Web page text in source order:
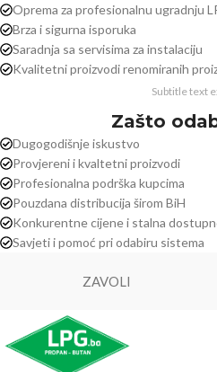
Oprema za profesionalnu ugradnju
Brza i sigurna isporuka
Saradnja sa servisima za instalaciju
Kvalitetni proizvodi renomiranih
Subtitle text
Zašto
Dugogodišnje iskustvo
Provjereni i kvaltetni proizvodi
Profesionalna podrška kupcima
Pouzdana distribucija širom BiH
Konkurentne cijene i stalna
Savjeti i pomoć pri odabiru sistema
ZAVOLI